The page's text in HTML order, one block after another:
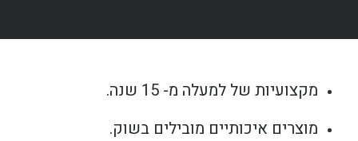
מקצועיות של למעלה מ- 15 שנה.
מוצרים איכותיים מובילים בשוק.